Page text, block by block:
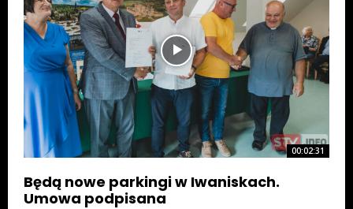
00:02:31
Będą nowe parkingi w Iwaniskach.
Umowa podpisana